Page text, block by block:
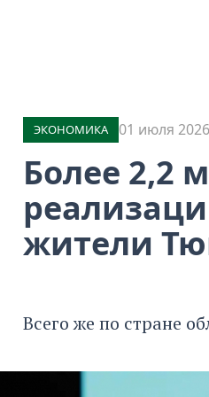
ЭКОНОМИКА 01 июля
Более 2,2
жители
Всего же по стране